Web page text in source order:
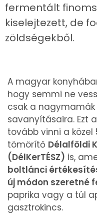
fermentált
kiselejtezett, de
zöldségekből.
A magyar
hogy semmi ne
csak a nagymamák
savanyításaira. Ezt
tovább vinni a
tömörítő Délalföldi
(DélKerTÉSZ) is,
boltlánci
új módon szeretné
paprika vagy a túl
gasztrokincs.